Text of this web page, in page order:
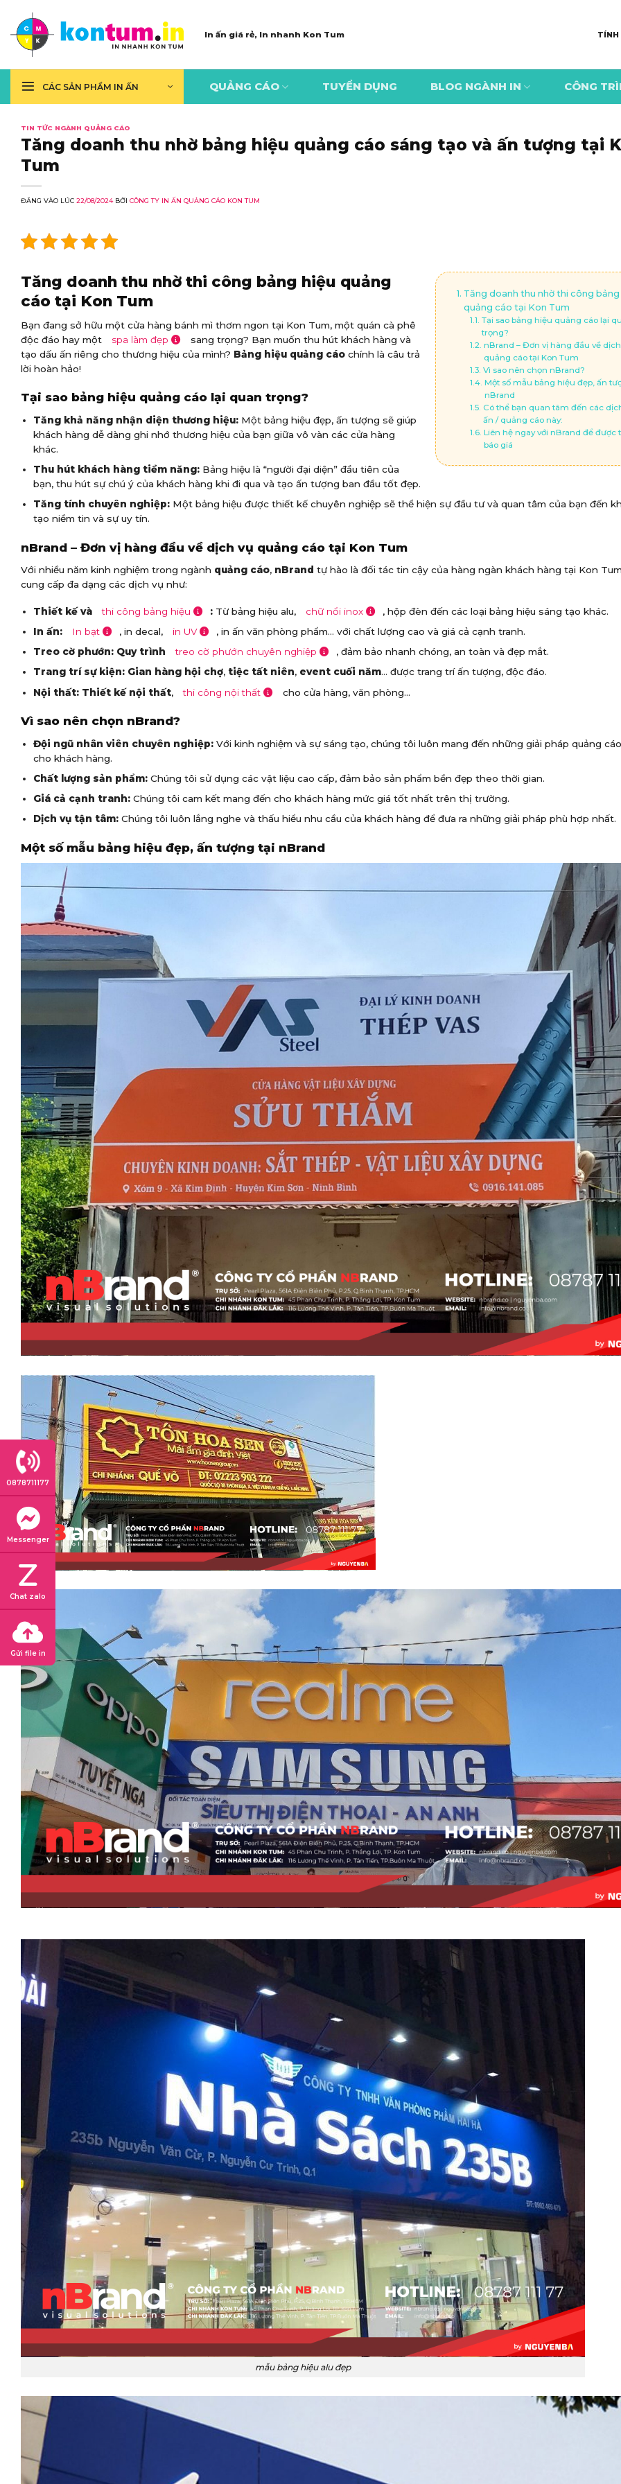
content
In ấn giá rẻ, In nhanh Kon Tum TÍNH
CÁC SẢN PHẨM IN ẤN QUẢNG CÁO TUYỂN DỤNG BLOG NGÀNH IN CÔNG
TIN TỨC NGÀNH QUẢNG CÁO
Tăng doanh thu nhờ bảng hiệu quảng cáo sáng tạo và ấn tượng tại
Tum
ĐĂNG VÀO LÚC 22/08/2024BỞI CÔNG TY IN ẤN QUẢNG CÁO KON TUM
Tăng doanh thu nhờ thi công bảng
quảng cáo tại Kon Tum
Tại sao bảng hiệu quảng cáo lại
trọng?
nBrand – Đơn vị hàng đầu về
quảng cáo tại Kon Tum
Vì sao nên chọn nBrand?
Một số mẫu bảng hiệu đẹp, ấn
nBrand
Có thể bạn quan tâm đến các
ấn / quảng cáo này:
Liên hệ ngay với nBrand để được
báo giá
Tăng doanh thu nhờ thi công bảng hiệu quảng
cáo tại Kon Tum
Bạn đang sở hữu một cửa hàng bánh mì thơm ngon tại Kon Tum, một quán cà phê
độc đáo hay một
spa làm đẹp
sang trọng? Bạn muốn thu hút khách hàng và
tạo dấu ấn riêng cho thương hiệu của mình? Bảng hiệu quảng cáo chính là câu trả
lời hoàn hảo!
Tại sao bảng hiệu quảng cáo lại quan trọng?
Tăng khả năng nhận diện thương hiệu:Một bảng hiệu đẹp, ấn tượng sẽ giúp
khách hàng dễ dàng ghi nhớ thương hiệu của bạn giữa vô vàn các cửa hàng
khác.
Thu hút khách hàng tiềm năng:Bảng hiệu là “người đại diện” đầu tiên của
bạn, thu hút sự chú ý của khách hàng khi đi qua và tạo ấn tượng ban đầu tốt đẹp.
Tăng tính chuyên nghiệp:Một bảng hiệu được thiết kế chuyên nghiệp sẽ thể hiện sự đầu tư và quan tâm của bạn đến
tạo niềm tin và sự uy tín.
nBrand – Đơn vị hàng đầu về dịch vụ quảng cáo tại Kon Tum
Với nhiều năm kinh nghiệm trong ngành quảng cáo, nBrand tự hào là đối tác tin cậy của hàng ngàn khách hàng tại Kon
cung cấp đa dạng các dịch vụ như:
Thiết kế và thi công bảng hiệu :Từ bảng hiệu alu, chữ nổi inox
, hộp đèn đến các loại bảng hiệu sáng tạo khác.
In ấn:
In bạt , in decal, in UV
, in ấn văn phòng phẩm… với chất lượng cao và giá cả cạnh tranh.
Treo cờ phướn: Quy trình treo cờ phướn chuyên nghiệp
, đảm bảo nhanh chóng, an toàn và đẹp mắt.
Trang trí sự kiện: Gian hàng hội chợ, tiệc tất niên, event cuối năm… được trang trí ấn tượng, độc đáo.
Nội thất: Thiết kế nội thất, thi công nội thất cho cửa hàng, văn phòng…
Vì sao nên chọn nBrand?
Đội ngũ nhân viên chuyên nghiệp:Với kinh nghiệm và sự sáng tạo, chúng tôi luôn mang đến những giải pháp quảng
cho khách hàng.
Chất lượng sản phẩm:Chúng tôi sử dụng các vật liệu cao cấp, đảm bảo sản phẩm bền đẹp theo thời gian.
Giá cả cạnh tranh:Chúng tôi cam kết mang đến cho khách hàng mức giá tốt nhất trên thị trường.
Dịch vụ tận tâm:Chúng tôi luôn lắng nghe và thấu hiểu nhu cầu của khách hàng để đưa ra những giải pháp phù hợp nhất.
Một số mẫu bảng hiệu đẹp, ấn tượng tại nBrand
mẫu bảng hiệu alu đẹp
0878711177
Messenger
Chat zalo
Gửi file in